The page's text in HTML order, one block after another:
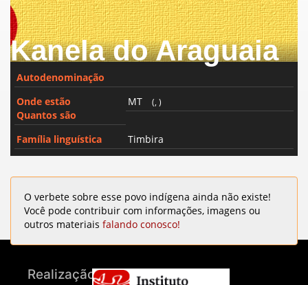
Kanela do Araguaia
Autodenominação
Onde estão
Quantos são
MT (, )
Família linguística Timbira
O verbete sobre esse povo indígena ainda não existe!
Você pode contribuir com informações, imagens ou
outros materiais falando conosco!